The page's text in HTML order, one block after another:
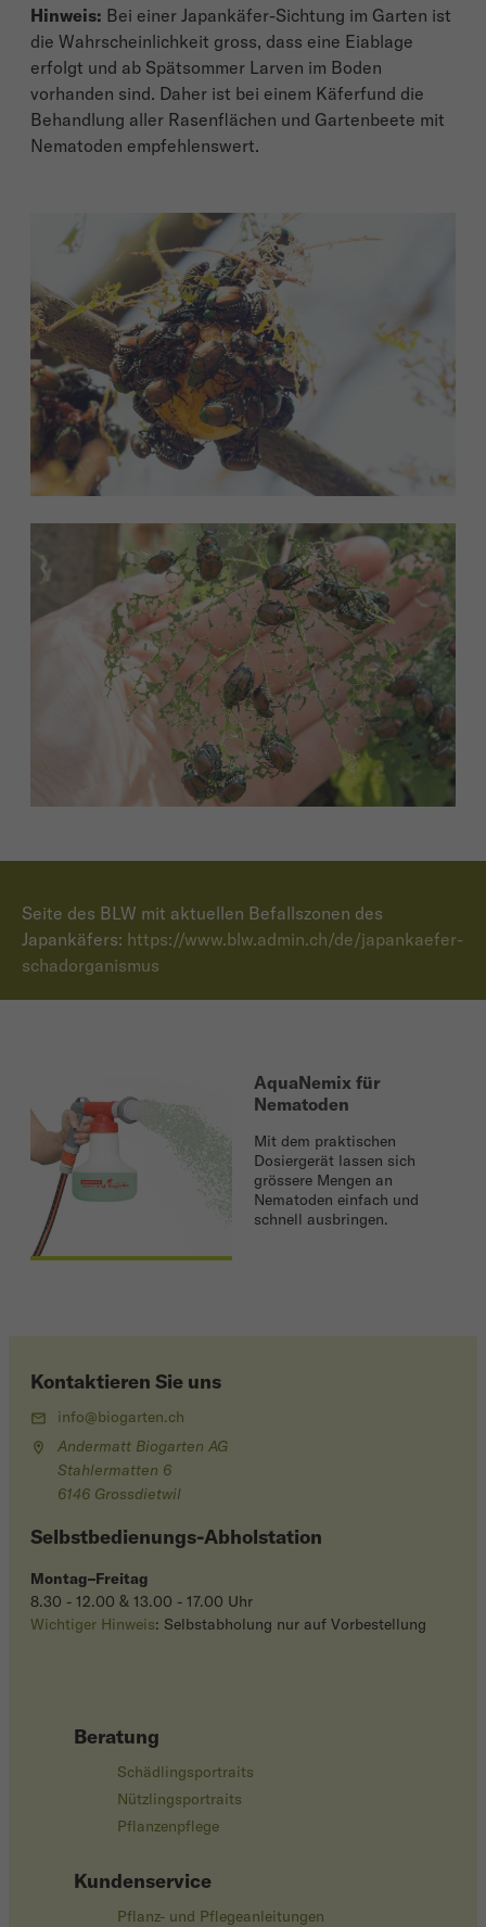
Hinweis: Bei einer Japankäfer-Sichtung im Garten ist
die Wahrscheinlichkeit gross, dass eine Eiablage
erfolgt und ab Spätsommer Larven im Boden
vorhanden sind. Daher ist bei einem Käferfund die
Behandlung aller Rasenflächen und Gartenbeete mit
Nematoden empfehlenswert.
Seite des BLW mit aktuellen Befallszonen des
Japankäfers: https://www.blw.admin.ch/de/japankaefer-
schadorganismus
AquaNemix für
Nematoden
Mit dem praktischen
Dosiergerät lassen sich
grössere Mengen an
Nematoden einfach und
schnell ausbringen.
Beratung
Schädlingsportraits
Nützlingsportraits
Pflanzenpflege
Kundenservice
Pflanz- und Pflegeanleitungen
Kontaktieren Sie uns
info@biogarten.ch
Andermatt Biogarten AG
Stahlermatten 6
6146 Grossdietwil
Selbstbedienungs-Abholstation
Montag–Freitag
8.30 - 12.00 & 13.00 - 17.00 Uhr
Wichtiger Hinweis: Selbstabholung nur auf Vorbestellung